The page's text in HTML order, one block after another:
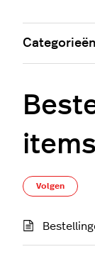
Volgen
Categorieën